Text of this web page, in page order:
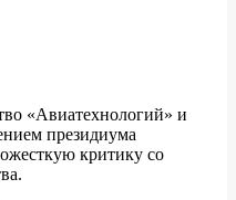
«Авиатехнологий» и
президиума
критику со